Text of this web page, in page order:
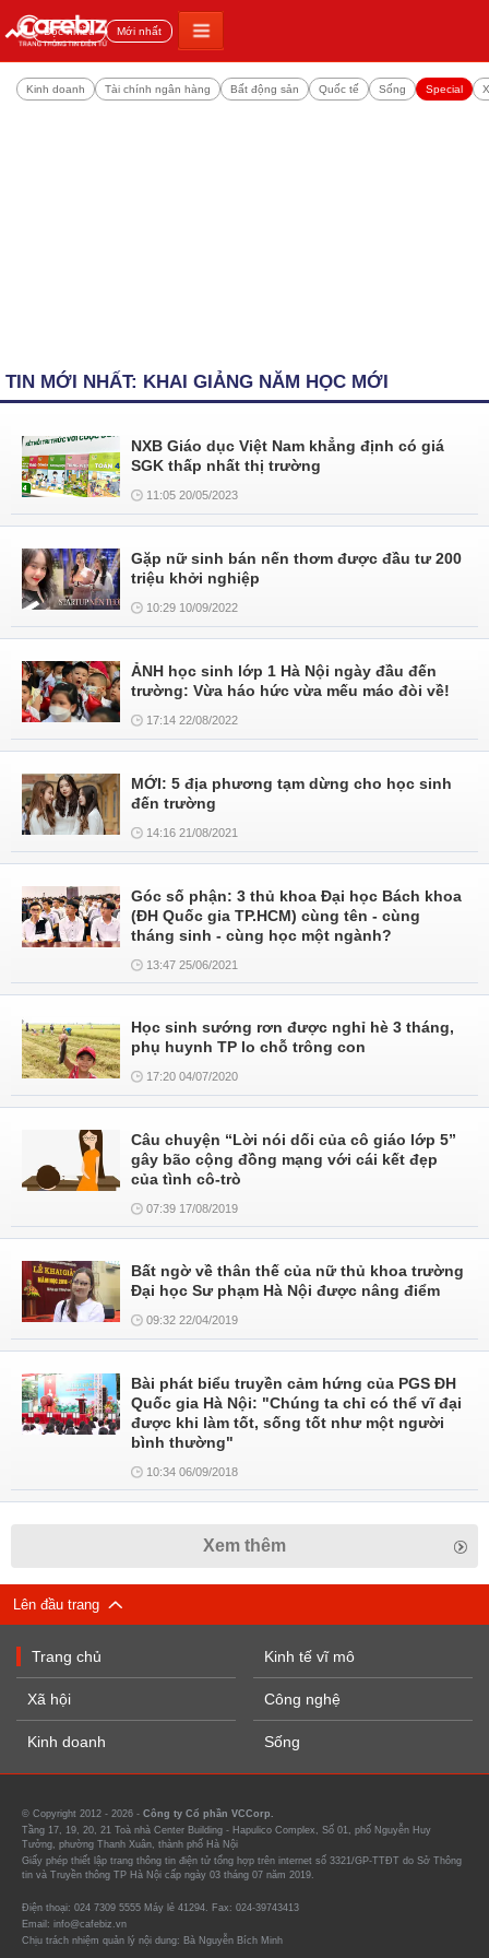
Đọc nhiều Mới nhất
Kinh doanh Tài chính ngân hàng Bất động sản Quốc tế Sống Special
TIN MỚI NHẤT: KHAI GIẢNG NĂM HỌC MỚI
NXB Giáo dục Việt Nam khẳng định có giá
SGK thấp nhất thị trường
11:05 20/05/2023
Gặp nữ sinh bán nến thơm được đầu tư 200
triệu khởi nghiệp
10:29 10/09/2022
ẢNH học sinh lớp 1 Hà Nội ngày đầu đến
trường: Vừa háo hức vừa mếu máo đòi về!
17:14 22/08/2022
MỚI: 5 địa phương tạm dừng cho học sinh
đến trường
14:16 21/08/2021
Góc số phận: 3 thủ khoa Đại học Bách khoa
(ĐH Quốc gia TP.HCM) cùng tên - cùng
tháng sinh - cùng học một ngành?
13:47 25/06/2021
Học sinh sướng rơn được nghỉ hè 3 tháng,
phụ huynh TP lo chỗ trông con
17:20 04/07/2020
Câu chuyện “Lời nói dối của cô giáo lớp 5”
gây bão cộng đồng mạng với cái kết đẹp
của tình cô-trò
07:39 17/08/2019
Bất ngờ về thân thế của nữ thủ khoa trường
Đại học Sư phạm Hà Nội được nâng điểm
09:32 22/04/2019
Bài phát biểu truyền cảm hứng của PGS ĐH
Quốc gia Hà Nội: "Chúng ta chỉ có thể vĩ đại
được khi làm tốt, sống tốt như một người
bình thường"
10:34 06/09/2018
Xem thêm
Lên đầu trang
Trang chủ
Xã hội
Kinh doanh
Kinh tế vĩ mô
Công nghệ
Sống
© Copyright 2012 - 2026 - Công ty Cổ phần VCCorp.
Tầng 17, 19, 20, 21 Toà nhà Center Building - Hapulico Complex, Số 01, phố Nguyễn Huy
Tưởng, phường Thanh Xuân, thành phố Hà Nội
Giấy phép thiết lập trang thông tin điện tử tổng hợp trên internet số 3321/GP-TTĐT do Sở Thông
tin và Truyền thông TP Hà Nội cấp ngày 03 tháng 07 năm 2019.
Điện thoại: 024 7309 5555 Máy lẻ 41294. Fax: 024-39743413
Email: info@cafebiz.vn
Chịu trách nhiệm quản lý nội dung: Bà Nguyễn Bích Minh